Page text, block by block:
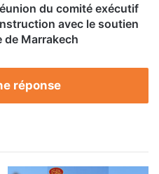
du comité exécutif
avec le soutien
de Marrakech
réponse